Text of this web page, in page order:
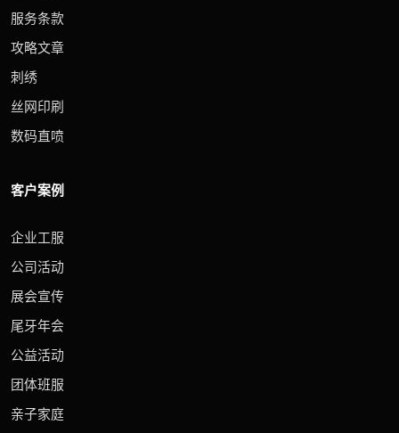
服务条款
攻略文章
刺绣
丝网印刷
数码直喷
客户案例
企业工服
公司活动
展会宣传
尾牙年会
公益活动
团体班服
亲子家庭